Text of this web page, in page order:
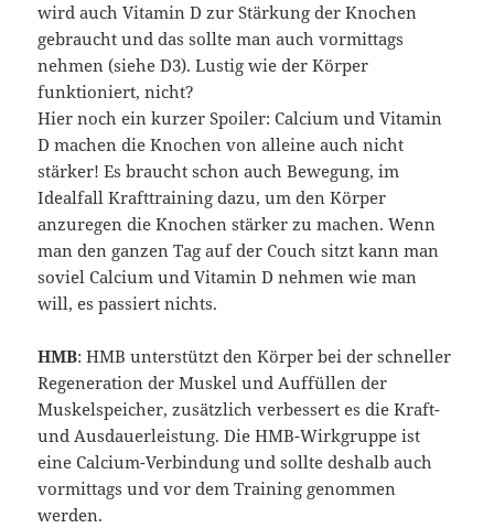
wird auch Vitamin D zur Stärkung der Knochen
gebraucht und das sollte man auch vormittags
nehmen (siehe D3). Lustig wie der Körper
funktioniert, nicht?
Hier noch ein kurzer Spoiler: Calcium und Vitamin
D machen die Knochen von alleine auch nicht
stärker! Es braucht schon auch Bewegung, im
Idealfall Krafttraining dazu, um den Körper
anzuregen die Knochen stärker zu machen. Wenn
man den ganzen Tag auf der Couch sitzt kann man
soviel Calcium und Vitamin D nehmen wie man
will, es passiert nichts.
HMB: HMB unterstützt den Körper bei der schneller
Regeneration der Muskel und Auffüllen der
Muskelspeicher, zusätzlich verbessert es die Kraft-
und Ausdauerleistung. Die HMB-Wirkgruppe ist
eine Calcium-Verbindung und sollte deshalb auch
vormittags und vor dem Training genommen
werden.